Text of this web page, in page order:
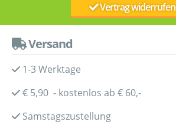
Vertrag widerrufen
Versand
1-3 Werktage
€ 5,90 - kostenlos ab € 60,-
Samstagszustellung